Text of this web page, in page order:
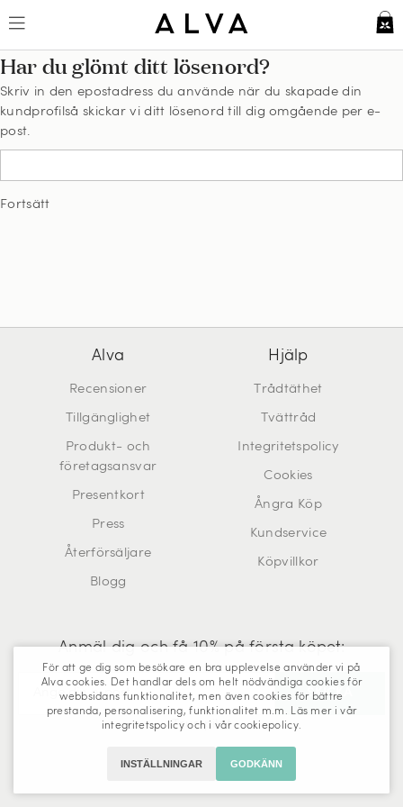
Har du glömt ditt lösenord?
Skriv in den epostadress du använde när du skapade din
kundprofilså skickar vi ditt lösenord till dig omgående per e-
post.
Fortsätt
Alva
Recensioner
Tillgänglighet
Produkt- och
företagsansvar
Presentkort
Press
Återförsäljare
Blogg
Hjälp
Trådtäthet
Tvättråd
Integritetspolicy
Cookies
Ångra Köp
Kundservice
Köpvillkor
Anmäl dig och få 10% på första köpet:
Trustpilot
För att ge dig som besökare en bra upplevelse använder vi på
Alva cookies. Det handlar dels om helt nödvändiga cookies för
webbsidans funktionalitet, men även cookies för bättre
prestanda, personalisering, funktionalitet m.m. Läs mer i vår
integritetspolicyoch i vårcookiepolicy.
INSTÄLLNINGAR GODKÄNN